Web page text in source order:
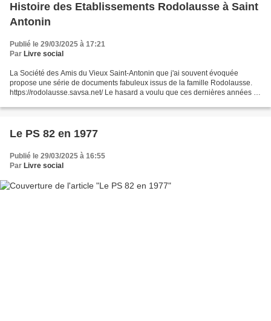
Histoire des Etablissements Rodolausse à Saint
Antonin
Publié le 29/03/2025 à 17:21
Par Livre social
La Société des Amis du Vieux Saint-Antonin que j'ai souvent évoquée
propose une série de documents fabuleux issus de la famille Rodolausse.
https://rodolausse.savsa.net/ Le hasard a voulu que ces dernières années je
Le PS 82 en 1977
Publié le 29/03/2025 à 16:55
Par Livre social